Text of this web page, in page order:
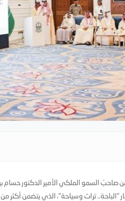
تراث وسياحة"، الذي يتضمن أكثر من 500 فعالية تستهدف 2.5 مليون زائر.